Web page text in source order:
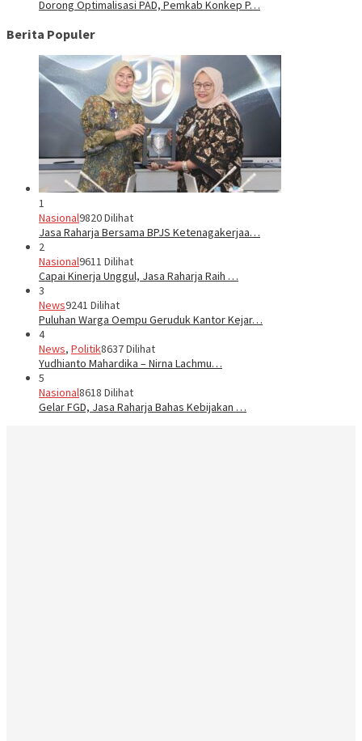
Dorong Optimalisasi PAD, Pemkab Konkep P…
Berita Populer
1
Nasional9820 Dilihat
Jasa Raharja Bersama BPJS Ketenagakerjaa…
2
Nasional9611 Dilihat
Capai Kinerja Unggul, Jasa Raharja Raih …
3
News9241 Dilihat
Puluhan Warga Oempu Geruduk Kantor Kejar…
4
News, Politik8637 Dilihat
Yudhianto Mahardika – Nirna Lachmu…
5
Nasional8618 Dilihat
Gelar FGD, Jasa Raharja Bahas Kebijakan …